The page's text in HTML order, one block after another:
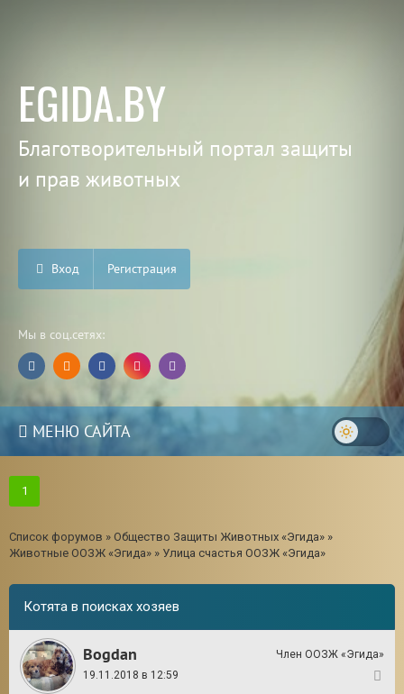
EGIDA.BY
Благотворительный портал защиты
и прав животных
Вход Регистрация
Мы в соц.сетях:
МЕНЮ САЙТА
1
Список форумов » Общество Защиты Животных «Эгида» »
Животные ООЗЖ «Эгида» » Улица счастья ООЗЖ «Эгида»
Котята в поисках хозяев
Bogdan
Член ООЗЖ «Эгида»
19.11.2018 в 12:59